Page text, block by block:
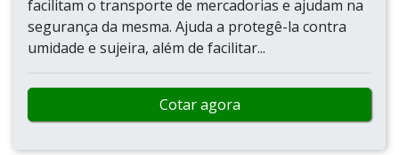
facilitam o transporte de mercadorias e ajudam na
segurança da mesma. Ajuda a protegê-la contra
umidade e sujeira, além de facilitar...
Cotar agora